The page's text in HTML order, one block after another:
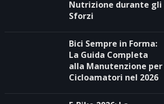
Nutrizione durante gli
Sforzi
Bici Sempre in Forma:
La Guida Completa
alla Manutenzione per
Cicloamatori nel 2026